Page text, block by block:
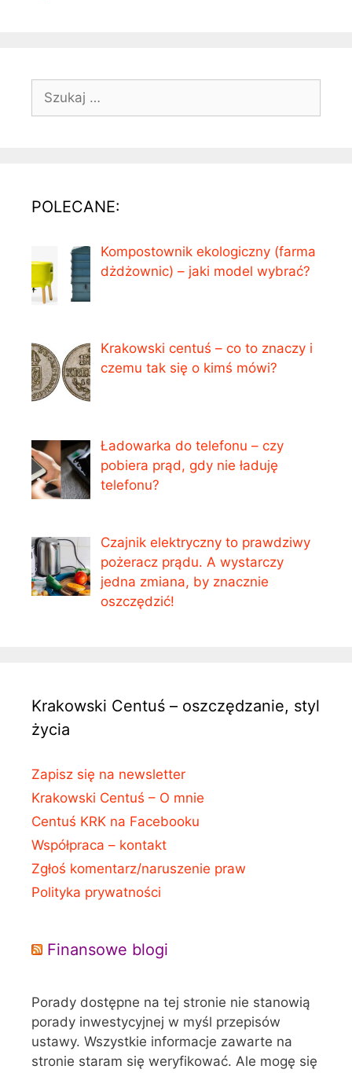
Szukaj:
POLECANE:
Kompostownik ekologiczny (farma
dżdżownic) – jaki model wybrać?
Krakowski centuś – co to znaczy i
czemu tak się o kimś mówi?
Ładowarka do telefonu – czy
pobiera prąd, gdy nie ładuję
telefonu?
Czajnik elektryczny to prawdziwy
pożeracz prądu. A wystarczy
jedna zmiana, by znacznie
oszczędzić!
Krakowski Centuś – oszczędzanie, styl
życia
Zapisz się na newsletter
Krakowski Centuś – O mnie
Centuś KRK na Facebooku
Współpraca – kontakt
Zgłoś komentarz/naruszenie praw
Polityka prywatności
Finansowe blogi
Porady dostępne na tej stronie nie stanowią
porady inwestycyjnej w myśl przepisów
ustawy. Wszystkie informacje zawarte na
stronie staram się weryfikować. Ale mogę się